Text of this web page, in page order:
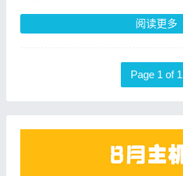
阅读更多
Page 1 of 1